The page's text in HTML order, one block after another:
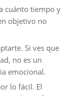
cuánto tiempo y
objetivo no
Si ves que
no es un
emocional.
lo fácil. El